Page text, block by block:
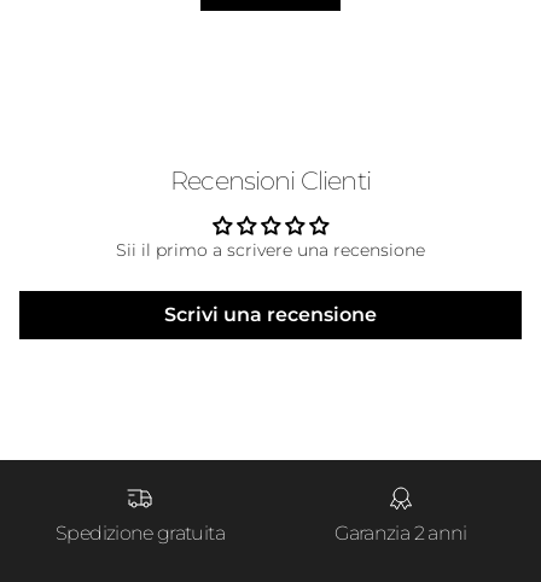
Recensioni Clienti
Sii il primo a scrivere una recensione
Scrivi una recensione
Spedizione gratuita Garanzia 2 anni